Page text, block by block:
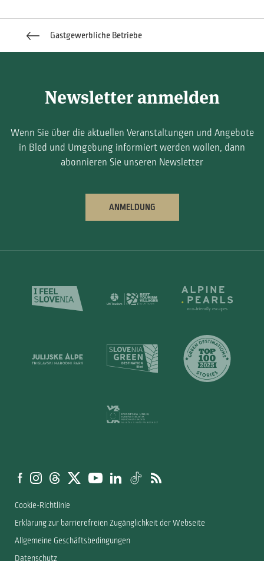
Gastgewerbliche Betriebe
Newsletter anmelden
Wenn Sie über die aktuellen Veranstaltungen und Angebote
in Bled und Umgebung informiert werden wollen, dann
abonnieren Sie unseren Newsletter
ANMELDUNG
Cookie-Richtlinie
Erklärung zur barrierefreien Zugänglichkeit der Webseite
Allgemeine Geschäftsbedingungen
Datenschutz